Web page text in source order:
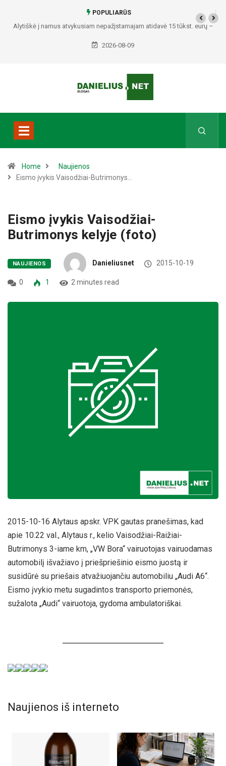
POPULIARŪS
Alytiškė į namus atvykusiam nepažįstamajam atidavė 15 tūkst. eurų –
policija pradėjo tyrimą
2026-08-09
Home
Naujienos
Eismo įvykis Vaisodžiai-Butrimonys…
Eismo įvykis Vaisodžiai-
Butrimonys kelyje (foto)
NAUJIENOS Danieliusnet 2015-10-19
0 1 2 minutes read
2015-10-16 Alytaus apskr. VPK gautas pranešimas, kad
apie 10.22 val., Alytaus r., kel io Vaisodžiai-Raižiai-
Butrimonys 3-iame km, „VW Bora“ vairuotojas vairuodamas
automobilį išvažiavo į priešpriešinio eismo juostą ir
susidūrė su priešais atvažiuojančiu automobiliu „Audi A6“.
Eismo įvykio metu sugadintos transporto priemonės,
sužalota „Audi“ vairuotoja, gydoma ambulatoriškai.
Naujienos iš interneto